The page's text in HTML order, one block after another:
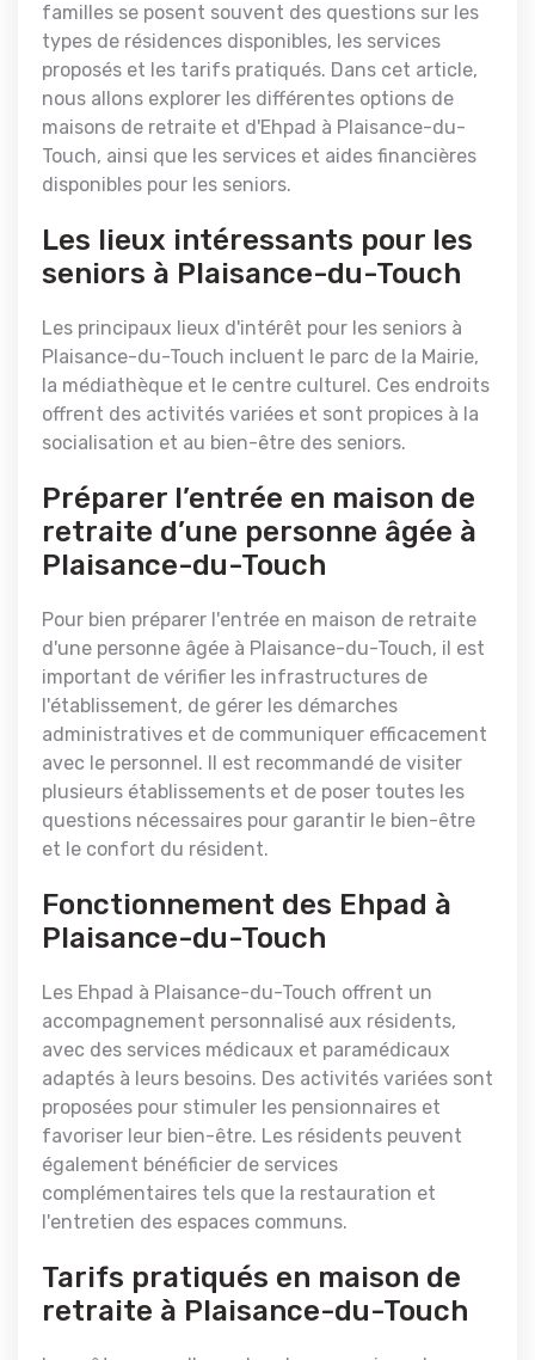
familles se posent souvent des questions sur les
types de résidences disponibles, les services
proposés et les tarifs pratiqués. Dans cet article,
nous allons explorer les différentes options de
maisons de retraite et d'Ehpad à Plaisance-du-
Touch, ainsi que les services et aides financières
disponibles pour les seniors.
Les lieux intéressants pour les
seniors à Plaisance-du-Touch
Les principaux lieux d'intérêt pour les seniors à
Plaisance-du-Touch incluent le parc de la Mairie,
la médiathèque et le centre culturel. Ces endroits
offrent des activités variées et sont propices à la
socialisation et au bien-être des seniors.
Préparer l’entrée en maison de
retraite d’une personne âgée à
Plaisance-du-Touch
Pour bien préparer l'entrée en maison de retraite
d'une personne âgée à Plaisance-du-Touch, il est
important de vérifier les infrastructures de
l'établissement, de gérer les démarches
administratives et de communiquer efficacement
avec le personnel. Il est recommandé de visiter
plusieurs établissements et de poser toutes les
questions nécessaires pour garantir le bien-être
et le confort du résident.
Fonctionnement des Ehpad à
Plaisance-du-Touch
Les Ehpad à Plaisance-du-Touch offrent un
accompagnement personnalisé aux résidents,
avec des services médicaux et paramédicaux
adaptés à leurs besoins. Des activités variées sont
proposées pour stimuler les pensionnaires et
favoriser leur bien-être. Les résidents peuvent
également bénéficier de services
complémentaires tels que la restauration et
l'entretien des espaces communs.
Tarifs pratiqués en maison de
retraite à Plaisance-du-Touch